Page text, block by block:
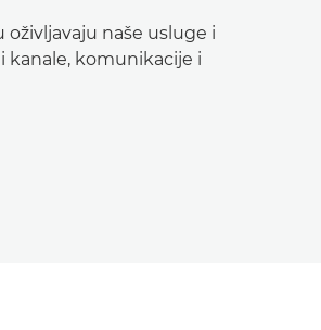
naše usluge i
kanale, komunikacije i